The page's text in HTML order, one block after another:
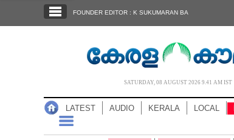
NOTIFIED NEWS
FOUNDER EDITOR : K SUKUMARAN BA
SATURDAY, 08 AUGUST 2026 9.41 AM IST
LATEST AUDIO KERALA LOCAL